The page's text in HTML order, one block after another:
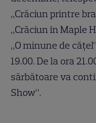
„Crăciun printre
„Crăciun în Maple
„O minune de
19.00. De la ora
sărbătoare va
Show”.